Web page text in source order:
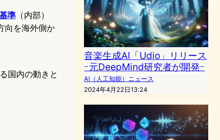
準（内部）
向を海外側か
国内の動きと
音楽生成AI「Udio」リリース
ｰ元DeepMind研究者が開発ｰ
AI（人工知能）ニュース
2024年4月22日13:24